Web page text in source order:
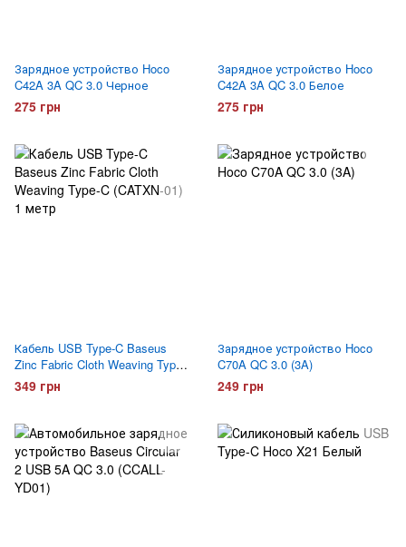
Зарядное устройство Hoco
C42A 3A QC 3.0 Черное
275 грн
Зарядное устройство Hoco
C42A 3A QC 3.0 Белое
275 грн
Кабель USB Type-C Baseus
Zinc Fabric Cloth Weaving Type-
C (CATXN-01) 1 метр
349 грн
Зарядное устройство Hoco
C70A QC 3.0 (3A)
249 грн